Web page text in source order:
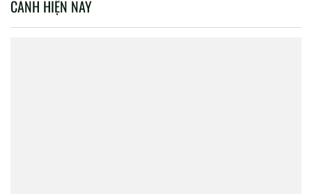
CẢNH HIỆN NAY